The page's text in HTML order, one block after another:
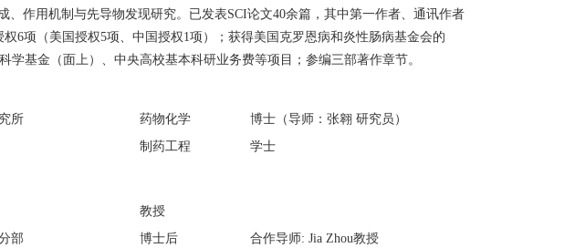
、作用机制与先导物发现研究。已发表SCI论文40余篇，其中第一作者、通讯作者
6项（美国授权5项、中国授权1项）；获得美国克罗恩病和炎性肠病基金会的
学基金（面上）、中央高校基本科研业务费等项目； 参编三部著作章节。
所 药物化学
博士（导师：张翱 研究员）
制药工程 学士
教授
部 博士后 合作导师: Jia Zhou教授